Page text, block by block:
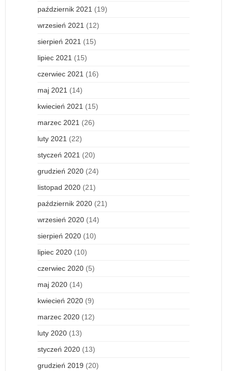
październik 2021 (19)
wrzesień 2021 (12)
sierpień 2021 (15)
lipiec 2021 (15)
czerwiec 2021 (16)
maj 2021 (14)
kwiecień 2021 (15)
marzec 2021 (26)
luty 2021 (22)
styczeń 2021 (20)
grudzień 2020 (24)
listopad 2020 (21)
październik 2020 (21)
wrzesień 2020 (14)
sierpień 2020 (10)
lipiec 2020 (10)
czerwiec 2020 (5)
maj 2020 (14)
kwiecień 2020 (9)
marzec 2020 (12)
luty 2020 (13)
styczeń 2020 (13)
grudzień 2019 (20)